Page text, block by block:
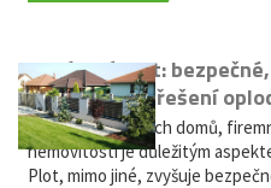
Hliníkový plot:
bezúdržbové řešení
Oplocení rodinných domů,
nemovitostí je důležitým
Plot, mimo jiné, zvyšuje